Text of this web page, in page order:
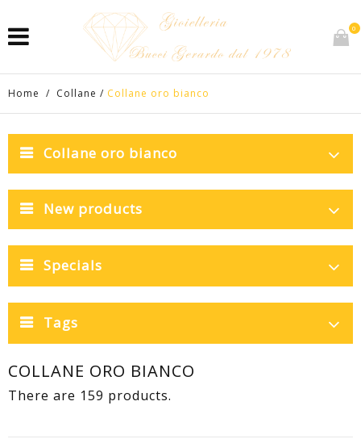
0
Home / Collane / Collane oro bianco
Collane oro bianco
New products
Specials
Tags
COLLANE ORO BIANCO
There are 159 products.